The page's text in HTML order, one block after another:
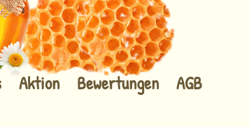
Aktion Bewertungen AGB